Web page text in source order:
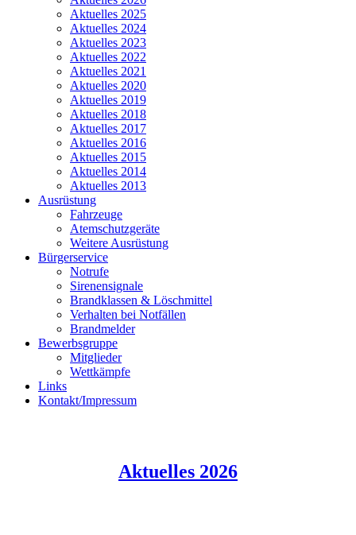
Aktuelles 2025
Aktuelles 2024
Aktuelles 2023
Aktuelles 2022
Aktuelles 2021
Aktuelles 2020
Aktuelles 2019
Aktuelles 2018
Aktuelles 2017
Aktuelles 2016
Aktuelles 2015
Aktuelles 2014
Aktuelles 2013
Ausrüstung
Fahrzeuge
Atemschutzgeräte
Weitere Ausrüstung
Bürgerservice
Notrufe
Sirenensignale
Brandklassen & Löschmittel
Verhalten bei Notfällen
Brandmelder
Bewerbsgruppe
Mitglieder
Wettkämpfe
Links
Kontakt/Impressum
Aktuelles 2026